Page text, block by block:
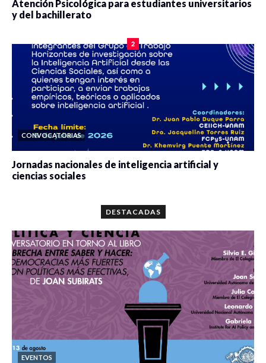
Atención Psicológica para estudiantes universitarios
y del bachillerato
2
CONVOCATORIAS
Jornadas nacionales de inteligencia artificial y
ciencias sociales
DESTACADAS
EVENTOS